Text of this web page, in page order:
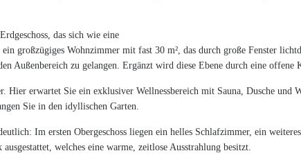
das sich wie eine
großzügiges Wohnzimmer mit fast 30 m², das durch große Fenster
Außenbereich zu gelangen. Ergänzt wird diese Ebene durch eine offene
erwartet Sie ein exklusiver Wellnessbereich mit Sauna, Dusche
Sie in den idyllischen Garten.
Im ersten Obergeschoss liegen ein helles Schlafzimmer, ein
welches eine warme, zeitlose Ausstrahlung besitzt.